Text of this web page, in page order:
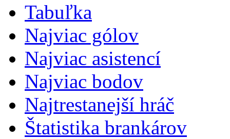
Tabuľka
Najviac gólov
Najviac asistencí­
Najviac bodov
Najtrestanejší hráč
Štatistika brankárov